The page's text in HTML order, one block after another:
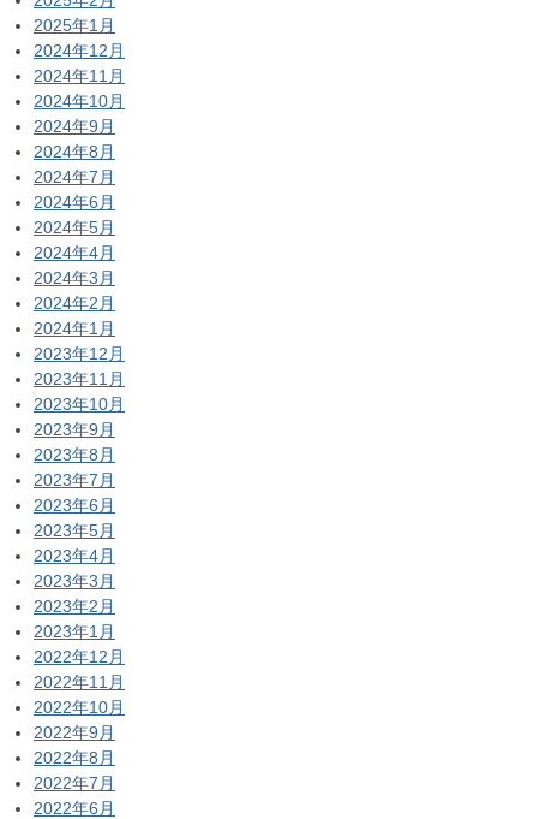
2025年1月
2024年12月
2024年11月
2024年10月
2024年9月
2024年8月
2024年7月
2024年6月
2024年5月
2024年4月
2024年3月
2024年2月
2024年1月
2023年12月
2023年11月
2023年10月
2023年9月
2023年8月
2023年7月
2023年6月
2023年5月
2023年4月
2023年3月
2023年2月
2023年1月
2022年12月
2022年11月
2022年10月
2022年9月
2022年8月
2022年7月
2022年6月